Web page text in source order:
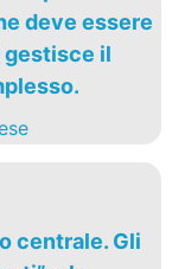
deve essere
gestisce il
centrale. Gli